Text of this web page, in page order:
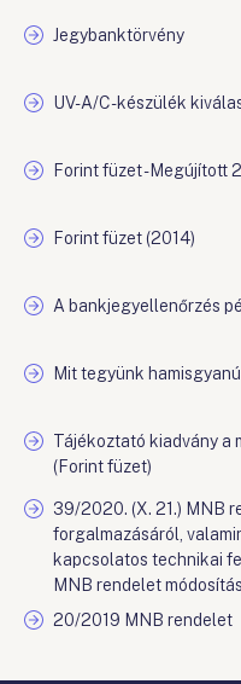
Jegybanktörvény
UV-A/C-készülék
Forint füzet -
Forint füzet (2014)
A bankjegyellenőrzés
Mit tegyünk
Tájékoztató kiadvány a
(Forint füzet)
39/2020. (X. 21.) MNB
forgalmazásáról,
kapcsolatos technikai
MNB rendelet
20/2019 MNB rendelet